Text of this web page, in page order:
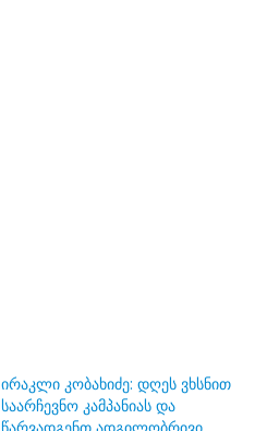
ირაკლი კობახიძე: დღეს ვხსნით
საარჩევნო კამპანიას და